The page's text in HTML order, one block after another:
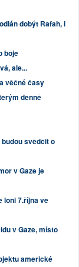
dobýt Rafah, i
boje
ale...
věčné časy
denně
svědčit o
v Gaze je
loni 7.října ve
v Gaze, místo
americké